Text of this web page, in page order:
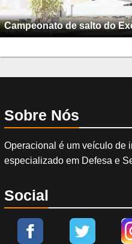
Campeonato de salto do
Sobre Nós
Operacional é um veículo de
especializado em Defesa e
Social